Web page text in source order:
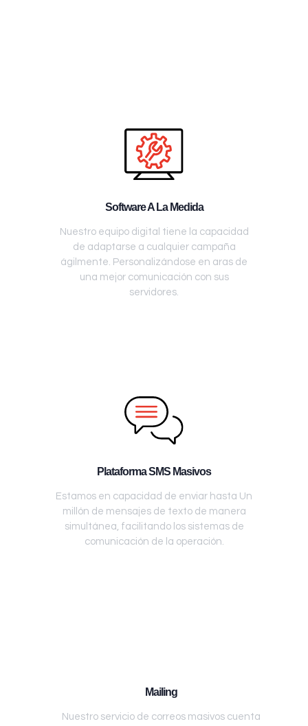
Software A La Medida
Nuestro equipo digital tiene la capacidad
de adaptarse a cualquier campaña
ágilmente. Personalizándose en aras de
una mejor comunicación con sus
servidores.
Plataforma SMS Masivos
Estamos en capacidad de enviar hasta Un
millón de mensajes de texto de manera
simultánea, facilitando los sistemas de
comunicación de la operación.
Mailing
Nuestro servicio de correos masivos cuenta